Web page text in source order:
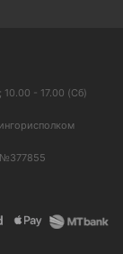
- 17.00 (Сб)
№377855